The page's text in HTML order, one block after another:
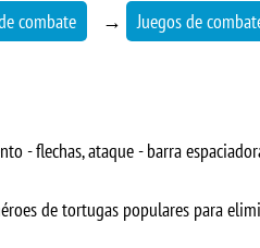
combate → Juegos de
- flechas, ataque - barra
de tortugas populares para